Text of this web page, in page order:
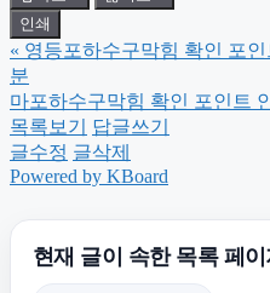
인쇄
« 영등포하수구막힘 확인 포인
분
마포하수구막힘 확인 포인트
목록보기
답글쓰기
글수정 글삭제
Powered by KBoard
현재 글이 속한 목록 페이